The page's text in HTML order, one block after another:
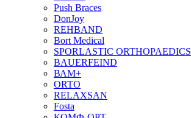
Push Braces
DonJoy
REHBAND
Bort Medical
SPORLASTIC ORTHOPAEDICS
BAUERFEIND
ВАМ+
ORTO
RELAXSAN
Fosta